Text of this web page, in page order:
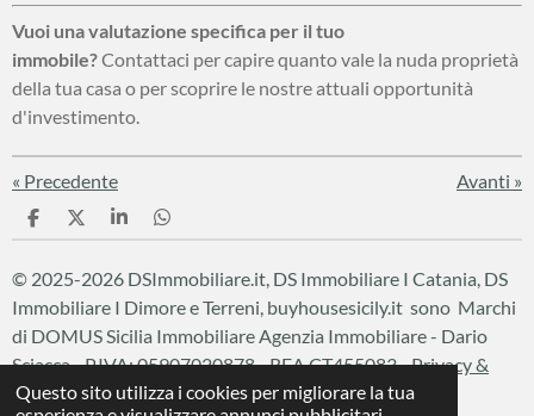
Questo sito utilizza i cookies per migliorare la tua
Vuoi una valutazione specifica per il tuo
immobile?Contattaci per capire quanto vale la nuda proprietà
della tua casa o per scoprire le nostre attuali opportunità
d'investimento.
« Precedente Avanti »
C
o
d
v
i
d
C
o
d
i
v
i
C
o
d
i
v
i
d
C
o
d
v
i
d
© 2025-2026 DSImmobiliare.it, DS Immobiliare I Catania, DS
Immobiliare I Dimore e Terreni, buyhousesicily.it sono Marchi
di DOMUS Sicilia ImmobiliareAgenzia Immobiliare - Dario
Sciacca - P.IVA: 05907020878 - REA CT455083 -Privacy &
Cookie Policy